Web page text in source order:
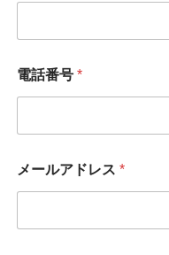
電話番号 *
メールアドレス *